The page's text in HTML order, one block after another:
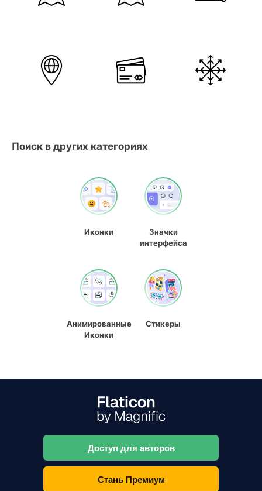
Поиск в других категориях
Иконки
Значки
интерфейса
Анимированные
Иконки
Стикеры
Доступ для авторов
Стань Премиум